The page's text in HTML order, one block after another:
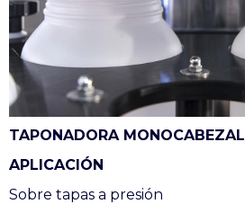
TAPONADORA MONOCABEZAL
APLICACIÓN
Sobre tapas a presión